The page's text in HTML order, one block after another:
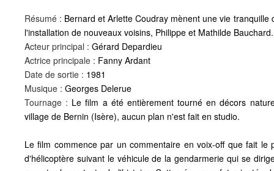
Résumé : Bernard et Arlette Coudray mènent une vie
l'installation de nouveaux voisins, Philippe et Mathilde
Acteur principal : Gérard Depardieu
Actrice principale : Fanny Ardant
Date de sortie : 1981
Musique : Georges Delerue
Tournage : Le film a été entièrement tourné en décors
village de Bernin (Isère), aucun plan n'est fait en studio.
Le film commence par un commentaire en voix-off que fait
d'hélicoptère suivant le véhicule de la gendarmerie qui se